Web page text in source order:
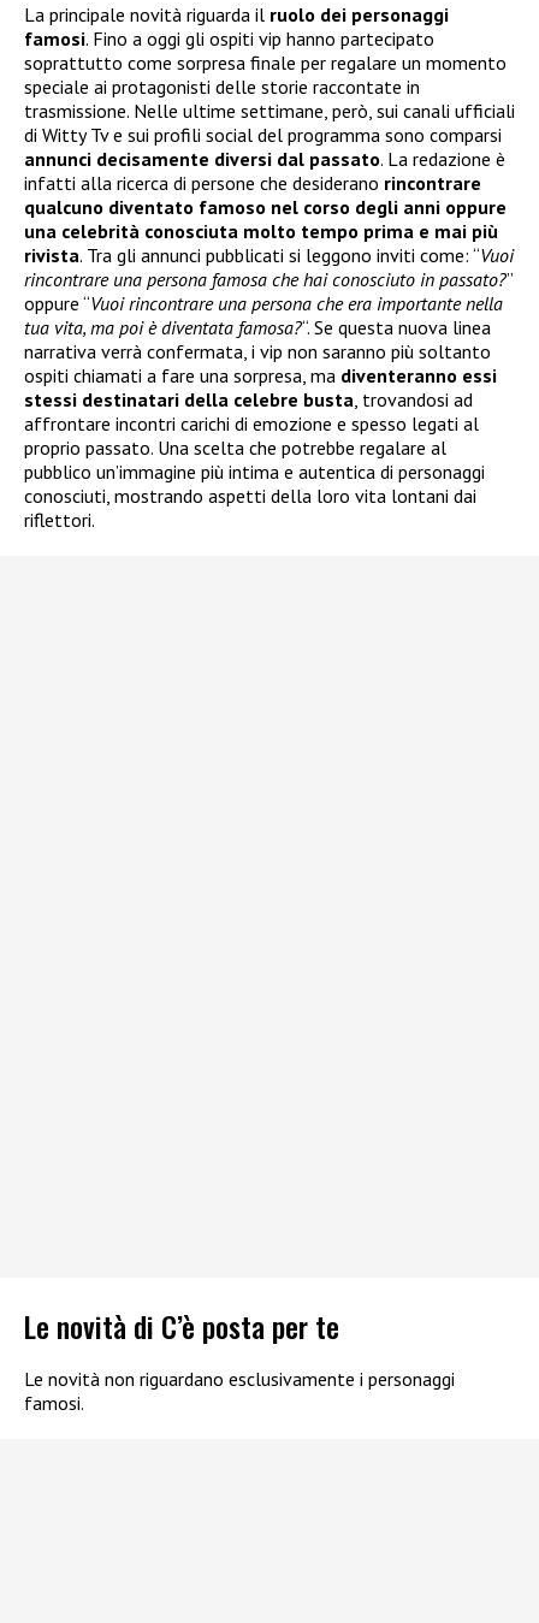
La principale novità riguarda il ruolo dei personaggi
famosi. Fino a oggi gli ospiti vip hanno partecipato
soprattutto come sorpresa finale per regalare un momento
speciale ai protagonisti delle storie raccontate in
trasmissione. Nelle ultime settimane, però, sui canali ufficiali
di Witty Tv e sui profili social del programma sono comparsi
annunci decisamente diversi dal passato. La redazione è
infatti alla ricerca di persone che desiderano rincontrare
qualcuno diventato famoso nel corso degli anni oppure
una celebrità conosciuta molto tempo prima e mai più
rivista. Tra gli annunci pubblicati si leggono inviti come: “Vuoi
rincontrare una persona famosa che hai conosciuto in passato?”
oppure “Vuoi rincontrare una persona che era importante nella
tua vita, ma poi è diventata famosa?“. Se questa nuova linea
narrativa verrà confermata, i vip non saranno più soltanto
ospiti chiamati a fare una sorpresa, ma diventeranno essi
stessi destinatari della celebre busta , trovandosi ad
affrontare incontri carichi di emozione e spesso legati al
proprio passato. Una scelta che potrebbe regalare al
pubblico un’immagine più intima e autentica di personaggi
conosciuti, mostrando aspetti della loro vita lontani dai
riflettori.
Le novità di C’è posta per te
Le novità non riguardano esclusivamente i personaggi
famosi.